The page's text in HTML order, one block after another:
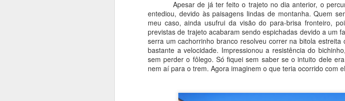
Apesar de já ter feito o trajeto no dia anterior, o
entediou, devido às paisagens lindas de montanha. Quem
meu caso, ainda usufrui da visão do para-brisa fronteiro,
previstas de trajeto acabaram sendo espichadas devido a um
serra um cachorrinho branco resolveu correr na bitola
bastante a velocidade. Impressionou a resistência do
sem perder o fôlego. Só fiquei sem saber se o intuito dele
nem aí para o trem. Agora imaginem o que teria ocorrido com
Igreja da Paz, Patrimônio da Humanidade pela
A cidade dista 54 quilômetros de Wroclaw e o
regional DK leva pouco mais de uma hora no
OCT Os gnomos de Wroclaw
Wroclaw, mostrada no último posr. A